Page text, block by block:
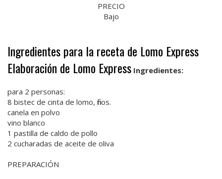
PRECIO
Bajo
Ingredientes para la receta de Lomo Express
Elaboración de Lomo Express Ingredientes:
para 2 personas:
8 bistec de cinta de lomo, finos.
canela en polvo
vino blanco
1 pastilla de caldo de pollo
2 cucharadas de aceite de oliva
PREPARACIÓN